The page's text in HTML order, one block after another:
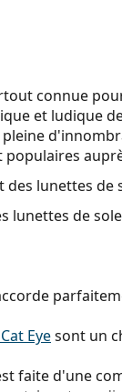
connue
et ludique
des lunettes de
lunettes de
Eyesont un
faite d'une